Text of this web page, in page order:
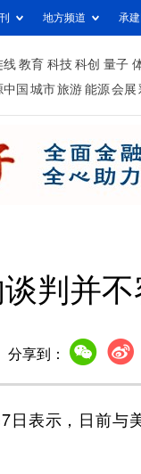
地方频道 承
线 教育 科技 科创 量子
中国 城市旅游 能源 会展
判并不
分享到：
表示，日前与